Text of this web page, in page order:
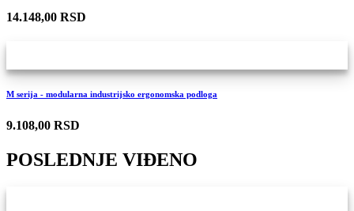
14.148,00 RSD
M serija - modularna industrijsko ergonomska podloga
9.108,00 RSD
POSLEDNJE VIĐENO